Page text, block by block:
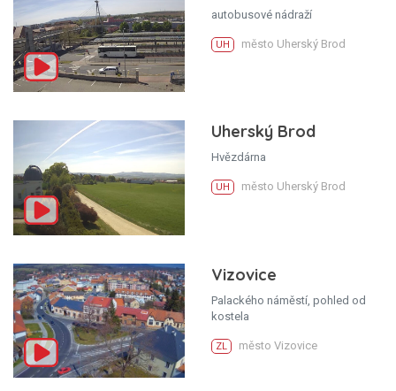
autobusové nádraží
UH město Uherský Brod
Uherský Brod
Hvězdárna
UH město Uherský Brod
Vizovice
Palackého náměstí, pohled od
kostela
ZL město Vizovice